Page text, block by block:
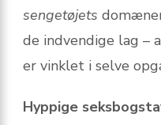
sengetøjets
de indvendige lag –
er vinklet i selve
Hyppige